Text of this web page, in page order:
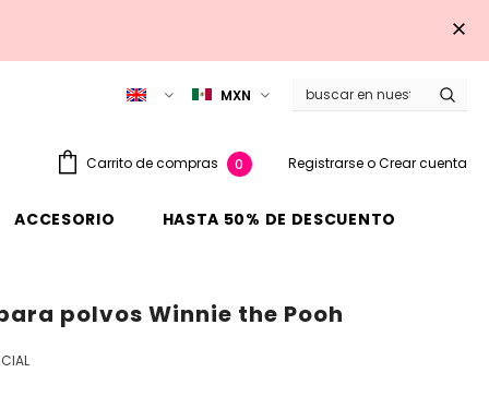
MXN
Carrito de compras 0 RegistrarseoCrear cuenta
ACCESORIO HASTA 50% DE DESCUENTO
polvos Winnie the Pooh